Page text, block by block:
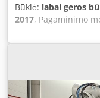
Būklė: labai geros
2017, Pagaminimo
apkrova: 90 kg
spindulys: 2696 mm